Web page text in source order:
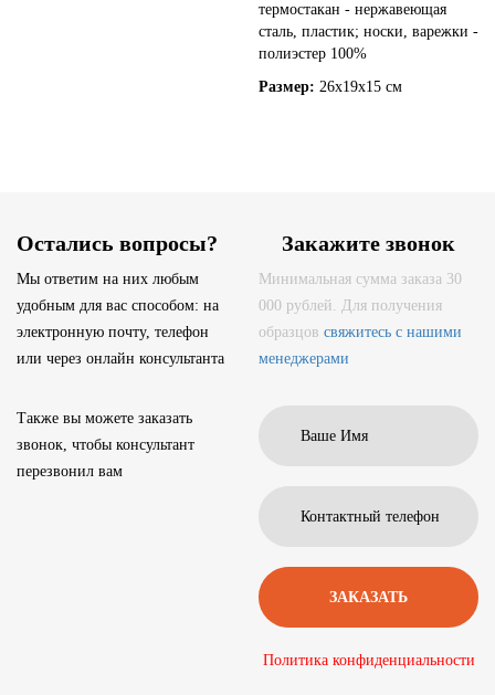
термостакан - нержавеющая
сталь, пластик; носки, варежки -
полиэстер 100%
Размер: 26x19x15 см
Остались вопросы?
Мы ответим на них любым
удобным для вас способом: на
электронную почту, телефон
или через онлайн консультанта
Также вы можете заказать
звонок, чтобы консультант
перезвонил вам
Закажите звонок
Минимальная сумма заказа 30
000 рублей. Для получения
образцов свяжитесь с нашими
менеджерами
Политика конфиденциальности